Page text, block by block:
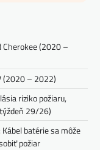
Cherokee (2020 –
(2020 – 2022)
riziko požiaru,
29/26)
batérie sa môže
požiar